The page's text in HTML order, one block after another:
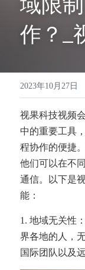
电视
MCU
4K一
8K分
高清
全向
医疗行业
指挥调度
公司简介
人才招聘
☎
作？ _
2023年10月27日
视果科技视频
中的重要工具
程协作的便捷
他们可以在不
通信。以下是
能：
1. 地域无关性
界各地的人，
国际团队以及